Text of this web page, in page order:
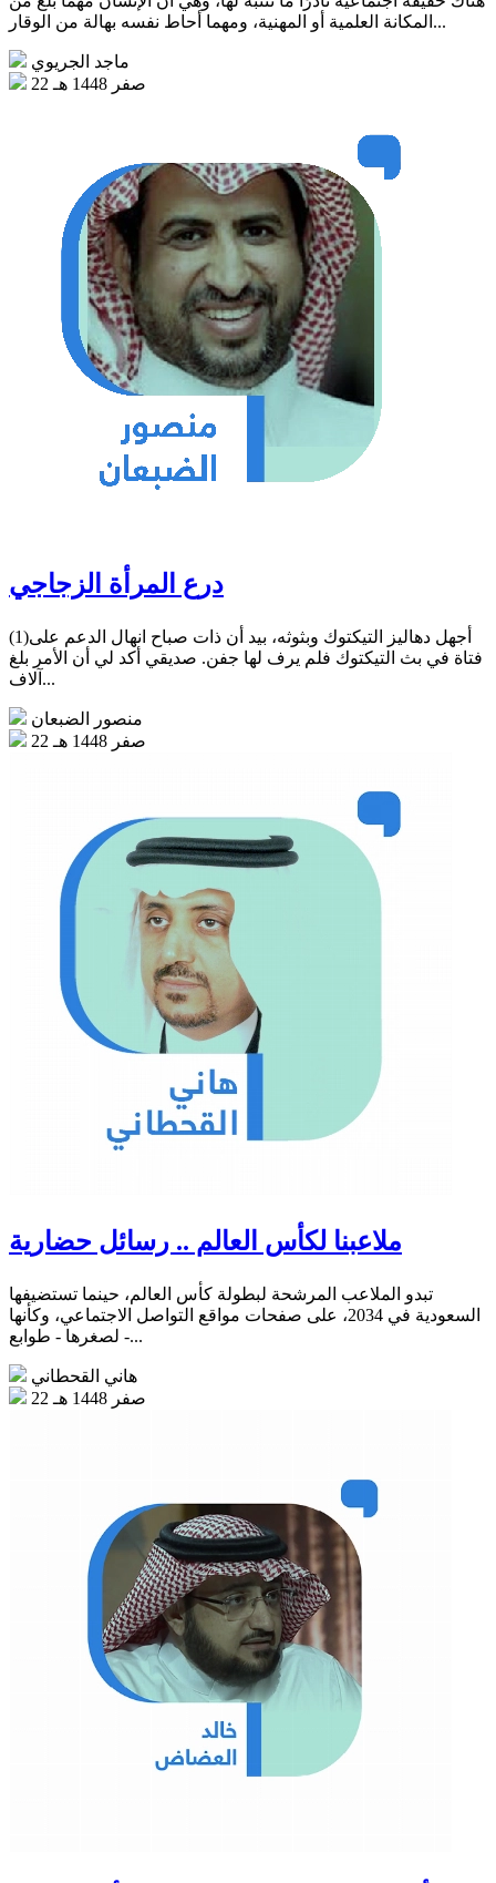
المكانة العلمية أو المهنية، ومهما أحاط نفسه بهالة من الوقار...
ماجد الجريوي
22 صفر 1448 هـ
درع المرأة الزجاجي
(1)أجهل دهاليز التيكتوك وبثوثه، بيد أن ذات صباح انهال الدعم على
فتاة في بث التيكتوك فلم يرف لها جفن. صديقي أكد لي أن الأمر بلغ
آلاف...
منصور الضبعان
22 صفر 1448 هـ
ملاعبنا لكأس العالم .. رسائل حضارية
تبدو الملاعب المرشحة لبطولة كأس العالم، حينما تستضيفها
السعودية في 2034، على صفحات مواقع التواصل الاجتماعي، وكأنها
- لصغرها - طوابع...
هاني القحطاني
22 صفر 1448 هـ